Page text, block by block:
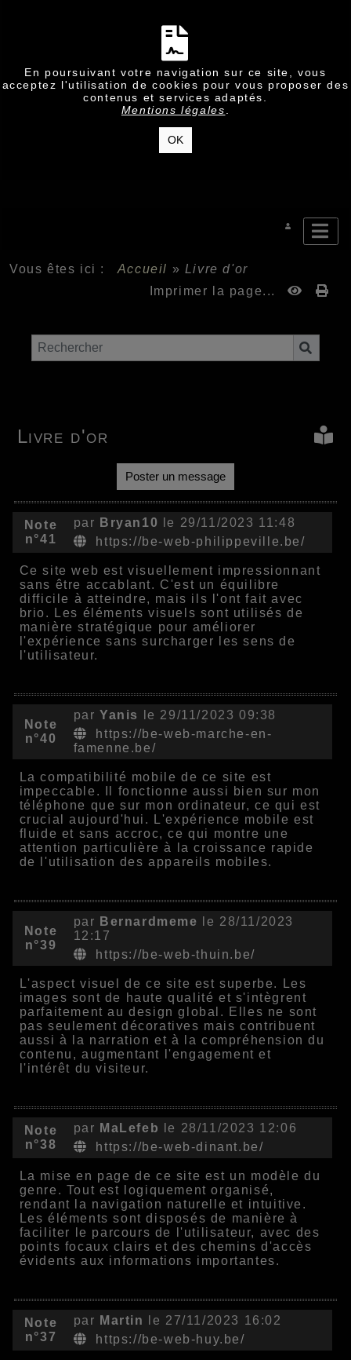
En poursuivant votre navigation sur ce site, vous
acceptez l'utilisation de cookies pour vous proposer des
contenus et services adaptés.
Mentions légales
OK
Vous êtes ici : Accueil » Livre d'or
Imprimer la page...
Livre d'or
Poster un message
Note
n°41
par Bryan10
le 29/11/2023 11:48
https://be-web-philippeville.be/
Ce site web est visuellement impressionnant
sans être accablant. C'est un équilibre
difficile à atteindre, mais ils l'ont fait avec
brio. Les éléments visuels sont utilisés de
manière stratégique pour améliorer
l'expérience sans surcharger les sens de
l'utilisateur.
Note
n°40
par Yanis
le 29/11/2023 09:38
https://be-web-marche-en-
famenne.be/
La compatibilité mobile de ce site est
impeccable. Il fonctionne aussi bien sur mon
téléphone que sur mon ordinateur, ce qui est
crucial aujourd'hui. L'expérience mobile est
fluide et sans accroc, ce qui montre une
attention particulière à la croissance rapide
de l'utilisation des appareils mobiles.
Note
n°39
par Bernardmeme le 28/11/2023
12:17
https://be-web-thuin.be/
L'aspect visuel de ce site est superbe. Les
images sont de haute qualité et s'intègrent
parfaitement au design global. Elles ne sont
pas seulement décoratives mais contribuent
aussi à la narration et à la compréhension du
contenu, augmentant l'engagement et
l'intérêt du visiteur.
Note
n°38
par MaLefeb
le 28/11/2023 12:06
https://be-web-dinant.be/
La mise en page de ce site est un modèle du
genre. Tout est logiquement organisé,
rendant la navigation naturelle et intuitive.
Les éléments sont disposés de manière à
faciliter le parcours de l'utilisateur, avec des
points focaux clairs et des chemins d'accès
évidents aux informations importantes.
Note
n°37
par Martin
le 27/11/2023 16:02
https://be-web-huy.be/